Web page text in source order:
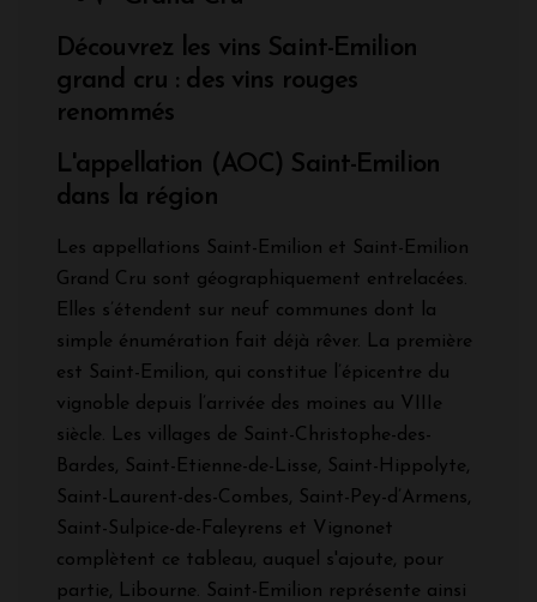
Découvrez les vins Saint-Emilion
grand cru : des vins rouges
renommés
L'appellation (AOC) Saint-Emilion
dans la région
Les appellations Saint-Emilion et Saint-Emilion
Grand Cru sont géographiquement entrelacées.
Elles s’étendent sur neuf communes dont la
simple énumération fait déjà rêver. La première
est Saint-Emilion, qui constitue l’épicentre du
vignoble depuis l’arrivée des moines au VIIIe
siècle. Les villages de Saint-Christophe-des-
Bardes, Saint-Etienne-de-Lisse, Saint-Hippolyte,
Saint-Laurent-des-Combes, Saint-Pey-d’Armens,
Saint-Sulpice-de-Faleyrens et Vignonet
complètent ce tableau, auquel s'ajoute, pour
partie, Libourne. Saint-Emilion représente ainsi